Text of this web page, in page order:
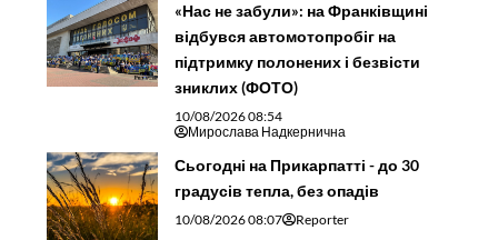
«Нас не забули»: на Франківщині
відбувся автомотопробіг на
підтримку полонених і безвісти
зниклих (ФОТО)
10/08/2026 08:54
Мирослава Надкернична
Сьогодні на Прикарпатті - до 30
градусів тепла, без опадів
10/08/2026 08:07 Reporter